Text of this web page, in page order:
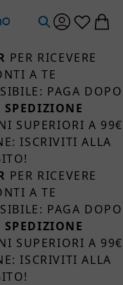
PER RICEVERE
A TE
PAGA DOPO
SPEDIZIONE
SUPERIORI A 99€
ISCRIVITI ALLA
PER RICEVERE
A TE
PAGA DOPO
SPEDIZIONE
SUPERIORI A 99€
ISCRIVITI ALLA